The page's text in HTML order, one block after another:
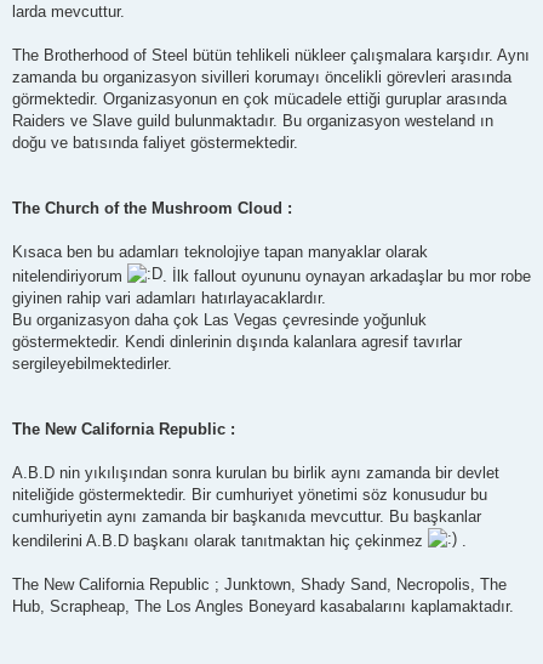
larda mevcuttur.
The Brotherhood of Steel bütün tehlikeli nükleer çalışmalara karşıdır. Aynı
zamanda bu organizasyon sivilleri korumayı öncelikli görevleri arasında
görmektedir. Organizasyonun en çok mücadele ettiği guruplar arasında
Raiders ve Slave guild bulunmaktadır. Bu organizasyon westeland ın
doğu ve batısında faliyet göstermektedir.
The Church of the Mushroom Cloud :
Kısaca ben bu adamları teknolojiye tapan manyaklar olarak
nitelendiriyorum
. İlk fallout oyununu oynayan arkadaşlar bu mor robe
giyinen rahip vari adamları hatırlayacaklardır.
Bu organizasyon daha çok Las Vegas çevresinde yoğunluk
göstermektedir. Kendi dinlerinin dışında kalanlara agresif tavırlar
sergileyebilmektedirler.
The New California Republic :
A.B.D nin yıkılışından sonra kurulan bu birlik aynı zamanda bir devlet
niteliğide göstermektedir. Bir cumhuriyet yönetimi söz konusudur bu
cumhuriyetin aynı zamanda bir başkanıda mevcuttur. Bu başkanlar
kendilerini A.B.D başkanı olarak tanıtmaktan hiç çekinmez
.
The New California Republic ; Junktown, Shady Sand, Necropolis, The
Hub, Scrapheap, The Los Angles Boneyard kasabalarını kaplamaktadır.